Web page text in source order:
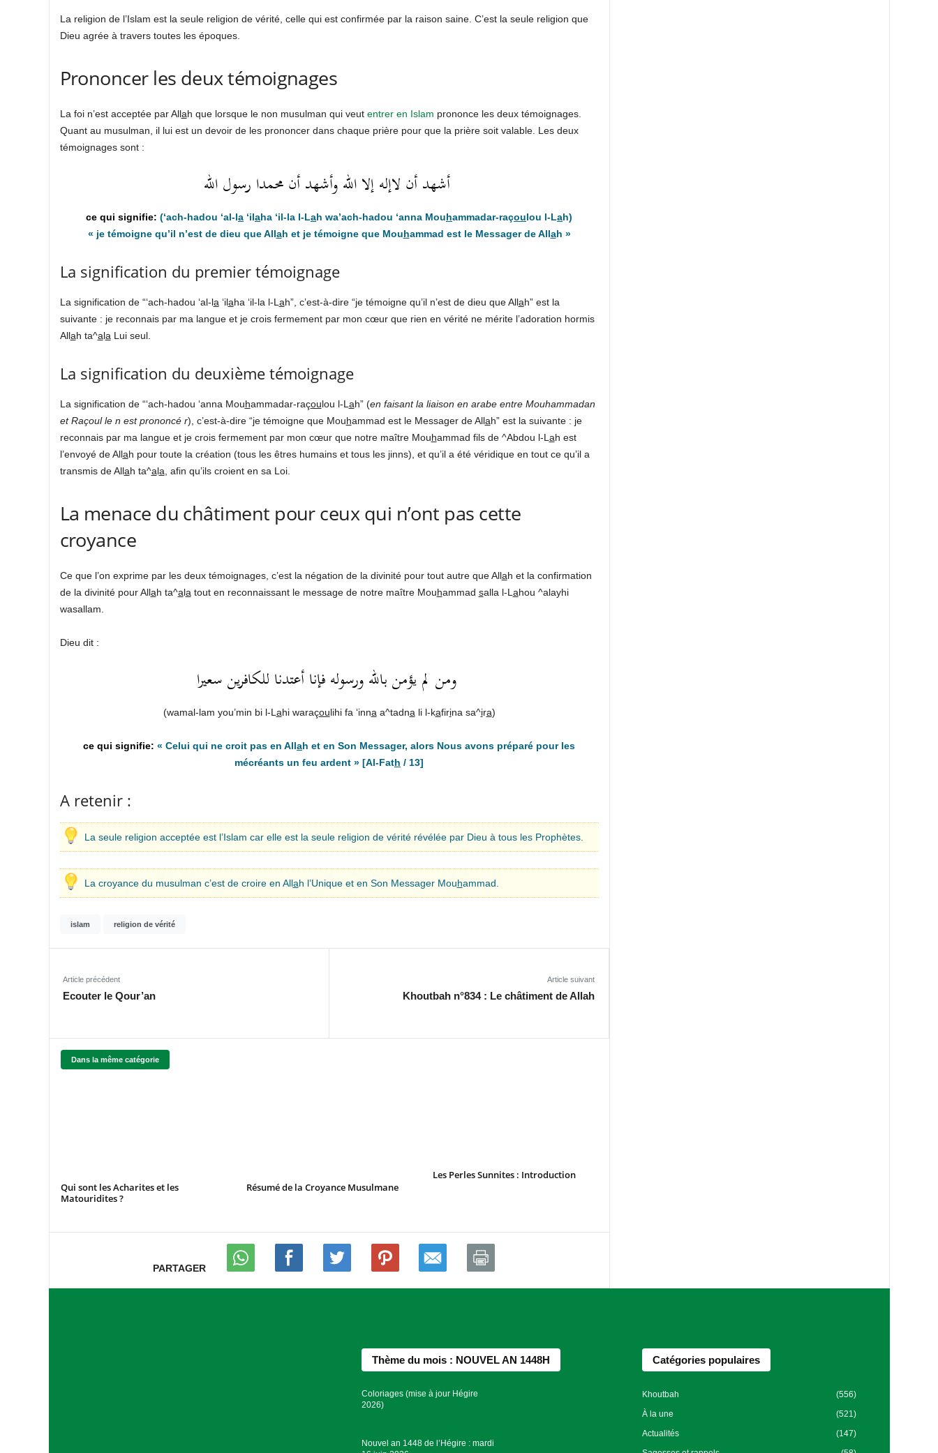
La religion de l’Islam est la seule religion de vérité, celle qui est confirmée par la raison saine. C’est la seule religion que
Dieu agrée à travers toutes les époques.
Prononcer les deux témoignages
La foi n’est acceptée par Allah que lorsque le non musulman qui veut entrer en Islam prononce les deux témoignages.
Quant au musulman, il lui est un devoir de les prononcer dans chaque prière pour que la prière soit valable. Les deux
témoignages sont :
أشهد أن لاإله إلا الله وأشهد أن محمدا رسول الله
(‘ach-hadou ‘al-la ‘ilaha ‘il-la l-Lah wa’ach-hadou ‘anna Mouhammadar-raçoulou l-Lah)
« je témoigne qu’il n’est de dieu que Allah et je témoigne que Mouhammad est le Messager de Allah »
La signification du premier témoignage
La signification de “‘ach-hadou ‘al-la ‘ilaha ‘il-la l-L ah”, c’est-à-dire “je témoigne qu’il n’est de dieu que Allah” est la
suivante : je reconnais par ma langue et je crois fermement par mon cœur que rien en vérité ne mérite l’adoration hormis
Allah ta^ala Lui seul.
La signification du deuxième témoignage
La signification de “‘ach-hadou ‘anna Mouhammadar-raçoulou l-L ah” (en faisant la liaison en arabe entre Mouhammadan
et Raçoul le n est prononcé r), c’est-à-dire “je témoigne que Mouhammad est le Messager de Allah” est la suivante : je
reconnais par ma langue et je crois fermement par mon cœur que notre maître Mouhammad fils de ^Abdou l-L ah est
l’envoyé de Allah pour toute la création (tous les êtres humains et tous les jinns), et qu’il a été véridique en tout ce qu’il a
transmis de Allah ta^ala , afin qu’ils croient en sa Loi.
La menace du châtiment pour ceux qui n’ont pas cette
croyance
Ce que l’on exprime par les deux témoignages, c’est la négation de la divinité pour tout autre que Allah et la confirmation
de la divinité pour Allah ta^ala tout en reconnaissant le message de notre maître Mouhammad salla l-L ahou ^alayhi
wasallam.
Dieu dit :
ومن لم يؤمن بالله ورسوله فإنا أعتدنا للكافرين سعيرا
(wamal-lam you’min bi l-L ahi waraçoulihi fa ‘inna a^tadna li l-kafirina sa^ira)
« Celui qui ne croit pas en Allah et en Son Messager, alors Nous avons préparé pour les
mécréants un feu ardent » [Al-Fath / 13]
A retenir :
La seule religion acceptée est l’Islam car elle est la seule religion de vérité révélée par Dieu à tous les Prophètes.
La croyance du musulman c’est de croire en Allah l’Unique et en Son Messager Mouhammad.
islam religion de vérité
Article précédent
Ecouter le Qour’an
Article suivant
Khoutbah n°834 : Le châtiment de Allah
Dans la même catégorie
Qui sont les Acharites et les
Matouridites ?
Résumé de la Croyance Musulmane
Les Perles Sunnites : Introduction
PARTAGER
Thème du mois : NOUVEL AN 1448H
Coloriages (mise à jour Hégire
2026)
Nouvel an 1448 de l’Hégire : mardi
Catégories populaires
Khoutbah
(556)
À la une
(521)
Actualités
(147)